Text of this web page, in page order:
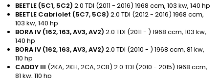
BEETLE (5C1, 5C2) 2.0 TDI (2011 - 2016) 1968 ccm, 103 kw, 140 hp
BEETLE Cabriolet (5C7, 5C8) 2.0 TDI (2012 - 2016) 1968 ccm,
103 kw, 140 hp
BORA IV (162, 163, AV3, AV2) 2.0 TDI (2011 - ) 1968 ccm, 103 kw,
140 hp
BORA IV (162, 163, AV3, AV2) 2.0 TDI (2010 - ) 1968 ccm, 81 kw,
110 hp
CADDY III (2KA, 2KH, 2CA, 2CB) 2.0 TDI (2010 - 2015) 1968 ccm,
81 kw, 110 hp